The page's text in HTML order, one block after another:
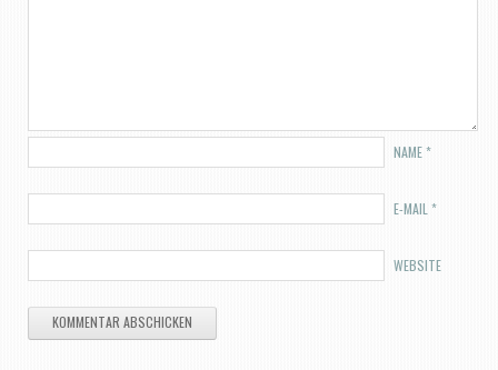
NAME*
E-MAIL *
WEBSITE